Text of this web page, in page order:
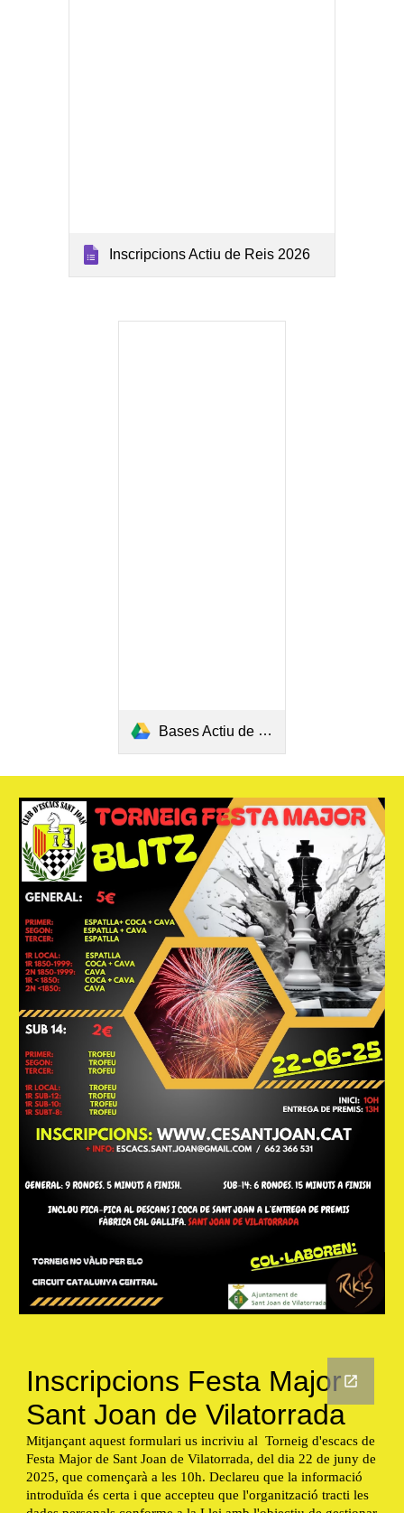
Inscripcions Actiu de Reis 2026
Bases Actiu de Reis 2026 (4a edició).pdf